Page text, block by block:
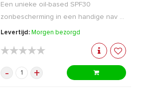
Een unieke oil-based SPF30
zonbescherming in een handige nav ...
Levertijd: Morgen bezorgd
★★★★★
★★★★★
- +